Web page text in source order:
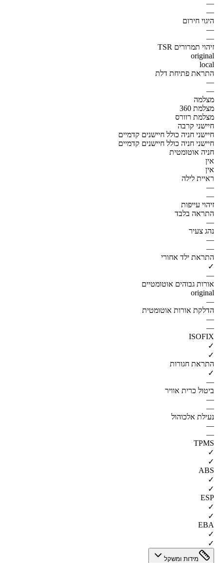
—
—
היגוי חירום
—
—
זיהוי תמרורים TSR
original
local
התראת פתיחת דלת
—
—
מצלמה
מצלמת 360
מצלמת רוורס
חיישני קרבה
חיישני חניה כולל חיישנים קדמיים
חיישני חניה כולל חיישנים קדמיים
חניה אוטומטית
אין
אין
ראיית לילה
—
—
זיהוי עייפות
התראה בלבד
—
נהג צעיר
—
—
התראת ילד אחורי
✓
—
אורות גבוהים אוטומטיים
original
—
הדלקת אורות אוטומטית
—
—
ISOFIX
✓
✓
התראת חגורות
✓
—
ביטול כרית אוויר
—
—
נעילת אלכוהול
—
—
TPMS
✓
✓
ABS
✓
✓
ESP
✓
✓
EBA
✓
✓
מידות ומשקל